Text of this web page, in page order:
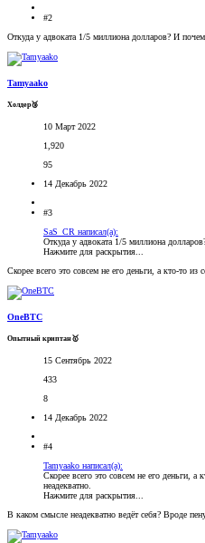
#2
Откуда у адвоката 1/5 миллиона долларов? И
Tamyaako
Холдер🥉
10 Март 2022
1,920
95
14 Декабрь 2022
#3
SaS_CR написал(а):
Откуда у адвоката 1/5 миллиона
Нажмите для раскрытия...
Скорее всего это совсем не его деньги, а кто-то
OneBTC
Опытный криптан🥇
15 Сентябрь 2022
433
8
14 Декабрь 2022
#4
Tamyaako написал(а):
Скорее всего это совсем не его деньги,
неадекватно.
Нажмите для раскрытия...
В каком смысле неадекватно ведёт себя? Вроде